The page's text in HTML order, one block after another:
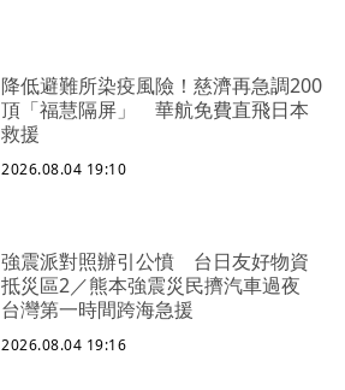
降低避難所染疫風險！慈濟再急調200
頂「福慧隔屏」 華航免費直飛日本
救援
2026.08.04 19:10
強震派對照辦引公憤 台日友好物資
抵災區2／熊本強震災民擠汽車過夜
台灣第一時間跨海急援
2026.08.04 19:16